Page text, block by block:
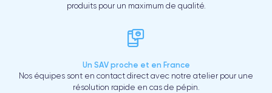
produits pour un maximum de qualité.
Un SAV proche et en France
Nos équipes sont en contact direct avec notre atelier pour une
résolution rapide en cas de pépin.